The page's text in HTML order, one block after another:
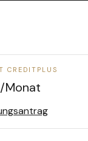
CREDITPLUS
/Monat